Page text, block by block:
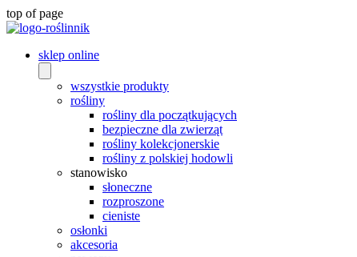
top of page
sklep online
wszystkie produkty
rośliny
rośliny dla początkujących
bezpieczne dla zwierząt
rośliny kolekcjonerskie
rośliny z polskiej hodowli
stanowisko
słoneczne
rozproszone
cieniste
osłonki
akcesoria